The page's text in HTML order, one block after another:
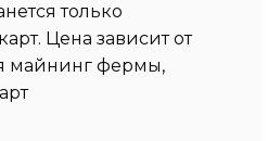
только
Цена зависит от
майнинг фермы,